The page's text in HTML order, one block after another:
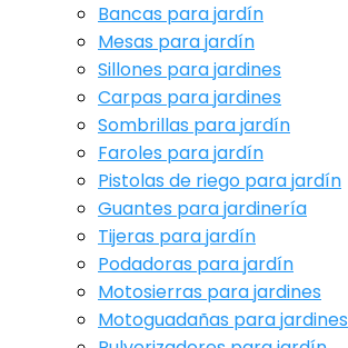
Bancas para jardín
Mesas para jardín
Sillones para jardines
Carpas para jardines
Sombrillas para jardín
Faroles para jardín
Pistolas de riego para jardín
Guantes para jardinería
Tijeras para jardín
Podadoras para jardín
Motosierras para jardines
Motoguadañas para jardines